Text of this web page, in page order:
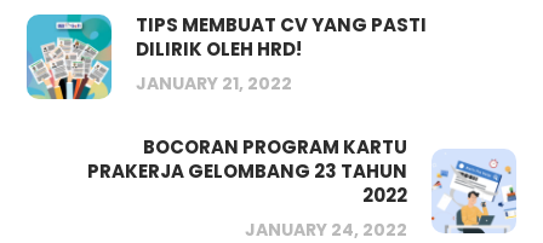
TIPS MEMBUAT CV YANG PASTI
DILIRIK OLEH HRD!
JANUARY 21, 2022
BOCORAN PROGRAM KARTU
PRAKERJA GELOMBANG 23 TAHUN
2022
JANUARY 24, 2022